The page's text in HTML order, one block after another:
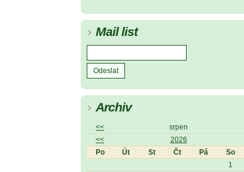
Mail list
Archiv
<< srpen
<<
2026
Po
Út St Čt Pá So
1